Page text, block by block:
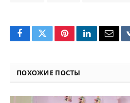
FacebookTwitterPinterestLinkedInEmail
ПОХОЖИЕ ПОСТЫ